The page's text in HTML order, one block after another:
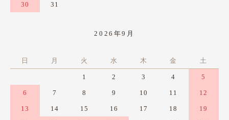
30 31
2026年9月
日 月 火 水 木 金 土
1 2 3 4 5
6 7 8 9 10 11 12
13 14 15 16 17 18 19